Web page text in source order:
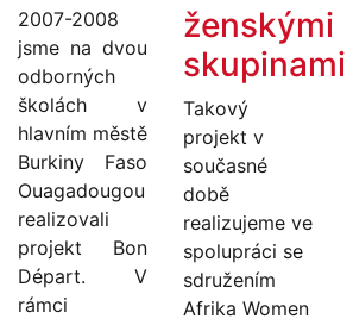
2007-2008
jsme na dvou
odborných
školách v
hlavním městě
Burkiny Faso
Ouagadougou
realizovali
projekt Bon
Départ. V
rámci
ženskými
skupinami
Takový
projekt v
současné
době
realizujeme ve
spolupráci se
sdružením
Afrika Women